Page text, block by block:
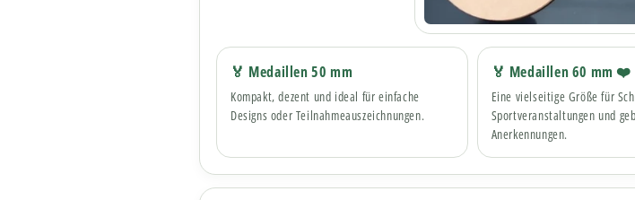
🏅 Medaillen 50 mm
Kompakt, dezent und ideal für einfache
Designs oder Teilnahmeauszeichnungen.
🏅 Medaillen 60 mm ❤️
Eine vielseitige Größe für
Sportveranstaltungen und
Anerkennungen.